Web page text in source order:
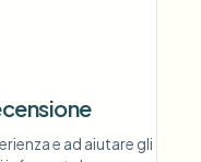
e ad aiutare gli